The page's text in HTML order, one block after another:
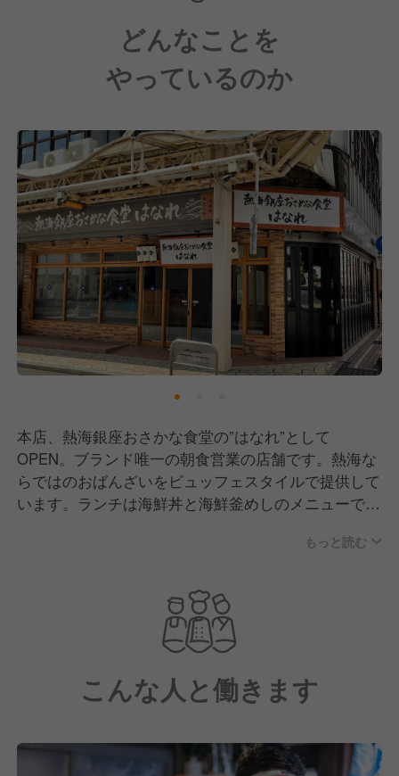
どんなことを
やっているのか
本店、熱海銀座おさかな食堂の”はなれ”として
OPEN。ブランド唯一の朝食営業の店舗です。熱海な
らではのおばんざいをビュッフェスタイルで提供して
います。ランチは海鮮丼と海鮮釜めしのメニューで多
もっと読む
こんな人と働きます